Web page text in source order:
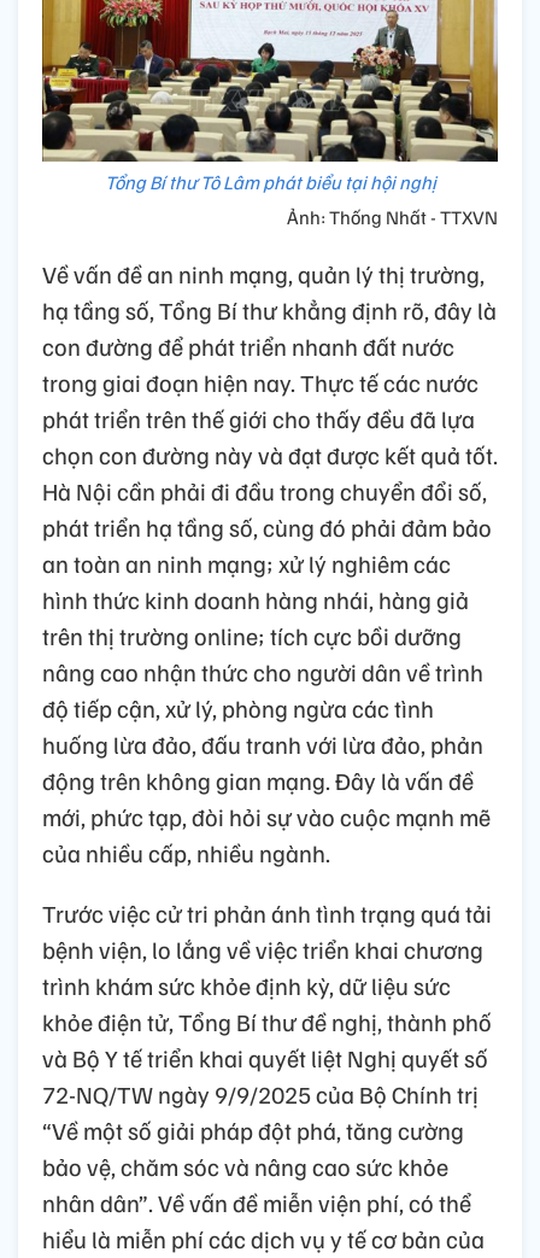
Tổng Bí thư Tô Lâm phát biểu tại hội nghị
Ảnh: Thống Nhất - TTXVN
Về vấn đề an ninh mạng, quản lý thị trường,
hạ tầng số, Tổng Bí thư khẳng định rõ, đây là
con đường để phát triển nhanh đất nước
trong giai đoạn hiện nay. Thực tế các nước
phát triển trên thế giới cho thấy đều đã lựa
chọn con đường này và đạt được kết quả tốt.
Hà Nội cần phải đi đầu trong chuyển đổi số,
phát triển hạ tầng số, cùng đó phải đảm bảo
an toàn an ninh mạng; xử lý nghiêm các
hình thức kinh doanh hàng nhái, hàng giả
trên thị trường online; tích cực bồi dưỡng
nâng cao nhận thức cho người dân về trình
độ tiếp cận, xử lý, phòng ngừa các tình
huống lừa đảo, đấu tranh với lừa đảo, phản
động trên không gian mạng. Đây là vấn đề
mới, phức tạp, đòi hỏi sự vào cuộc mạnh mẽ
của nhiều cấp, nhiều ngành.
Trước việc cử tri phản ánh tình trạng quá tải
bệnh viện, lo lắng về việc triển khai chương
trình khám sức khỏe định kỳ, dữ liệu sức
khỏe điện tử, Tổng Bí thư đề nghị, thành phố
và Bộ Y tế triển khai quyết liệt Nghị quyết số
72-NQ/TW ngày 9/9/2025 của Bộ Chính trị
“Về một số giải pháp đột phá, tăng cường
bảo vệ, chăm sóc và nâng cao sức khỏe
nhân dân”. Về vấn đề miễn viện phí, có thể
hiểu là miễn phí các dịch vụ y tế cơ bản của